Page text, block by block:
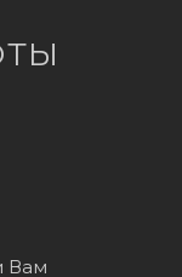
Вам